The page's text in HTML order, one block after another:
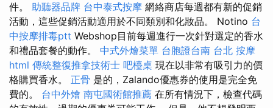
件。 助聽器品牌 台中泰式按摩 網絡商店每週都有新的促銷
活動，這些促銷活動適用於不同類別和化妝品。 Notino 台
中按摩排毒ptt Webshop目前每週進行一次針對選定的香水
和禮品套餐的動作。 中式外燴菜單 台胞證台南 台北 按摩
html 傳統整復推拿技術士 吧檯桌 現在以非常有吸引力的價
格購買香水。 正骨 是的，Zalando優惠券的使用是完全免
費的。 台中外燴 南屯國術館推薦 在所有情況下，檢查代碼